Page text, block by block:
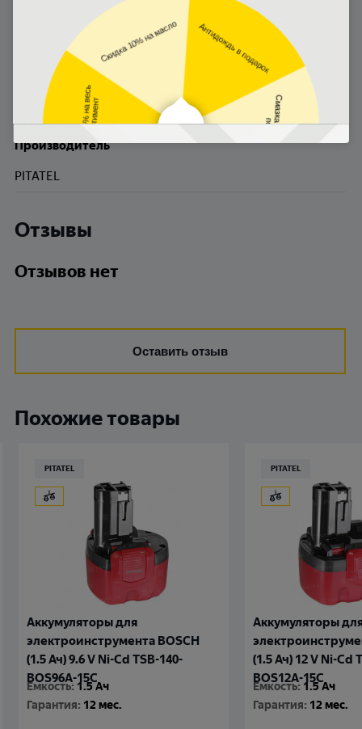
Cтрана
КИТАЙ
Производитель
PITATEL
Отзывы
Отзывов нет
Оставить отзыв
Похожие товары
PITATEL
Аккумуляторы для
электроинструмента BOSCH
(1.5 Ач) 12 V Ni-Cd TSB-048-
BOS12A-15C
Емкость: 1.5 Ач
Гарантия: 12 мес.
PITATEL
Аккумуляторы
Ач) 12 V Ni-Cd
20C
Емкость: 2 Ач
Гарантия: 12 мес.